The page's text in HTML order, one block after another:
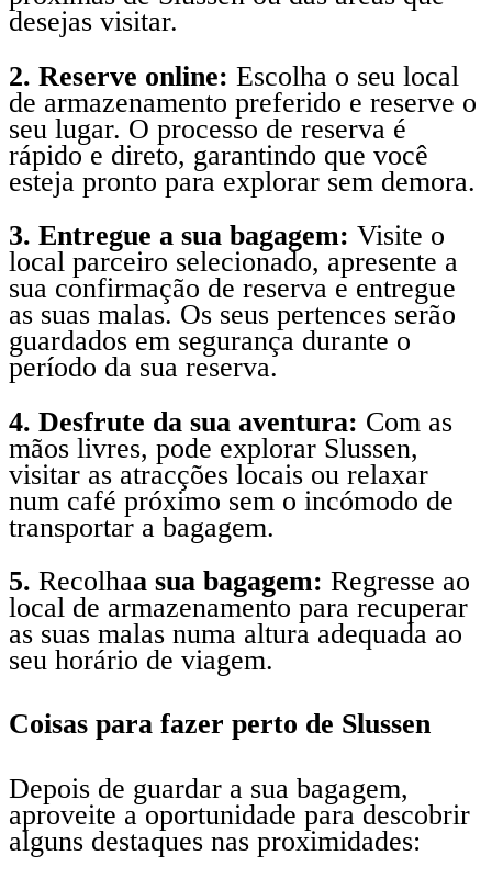
desejas visitar.
2. Reserve online: Escolha o seu local
de armazenamento preferido e reserve o
seu lugar. O processo de reserva é
rápido e direto, garantindo que você
esteja pronto para explorar sem demora.
3. Entregue a sua bagagem: Visite o
local parceiro selecionado, apresente a
sua confirmação de reserva e entregue
as suas malas. Os seus pertences serão
guardados em segurança durante o
período da sua reserva.
4. Desfrute da sua aventura: Com as
mãos livres, pode explorar Slussen,
visitar as atracções locais ou relaxar
num café próximo sem o incómodo de
transportar a bagagem.
5. Recolhaa sua bagagem: Regresse ao
local de armazenamento para recuperar
as suas malas numa altura adequada ao
seu horário de viagem.
Coisas para fazer perto de Slussen
Depois de guardar a sua bagagem,
aproveite a oportunidade para descobrir
alguns destaques nas proximidades: